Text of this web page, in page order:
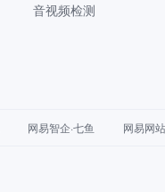
音视频检测
网易智企·七鱼 网易网